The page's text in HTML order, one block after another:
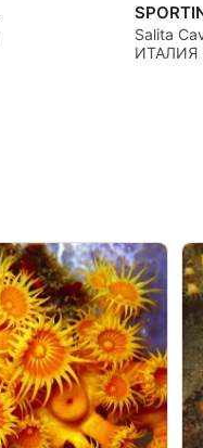
Salita
ИТАЛИЯ